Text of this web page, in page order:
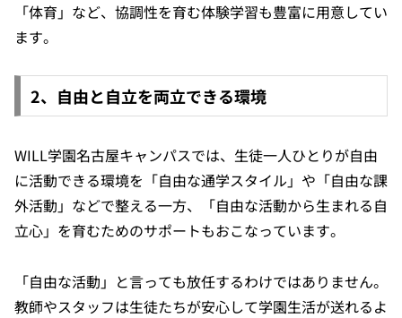
「体育」など、協調性を育む体験学習も豊富に用意してい
ます。
2、自由と自立を両立できる環境
WILL学園名古屋キャンパスでは、生徒一人ひとりが自由
に活動できる環境を「自由な通学スタイル」や「自由な課
外活動」などで整える一方、「自由な活動から生まれる自
立心」を育むためのサポートもおこなっています。
「自由な活動」と言っても放任するわけではありません。
教師やスタッフは生徒たちが安心して学園生活が送れるよ